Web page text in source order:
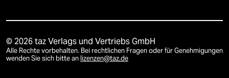
© 2026 taz Verlags und Vertriebs GmbH
Alle Rechte vorbehalten. Bei rechtlichen Fragen oder für Genehmigungen
wenden Sie sich bitte an lizenzen@taz.de